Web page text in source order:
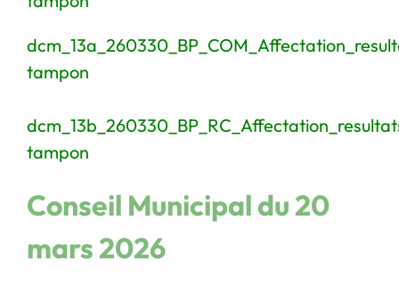
tampon
tampon
Conseil Municipal du 20
mars 2026